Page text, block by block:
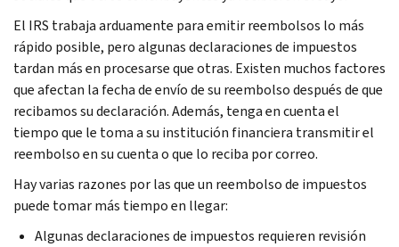
El IRS trabaja arduamente para emitir reembolsos lo más
rápido posible, pero algunas declaraciones de impuestos
tardan más en procesarse que otras. Existen muchos factores
que afectan la fecha de envío de su reembolso después de que
recibamos su declaración. Además, tenga en cuenta el
tiempo que le toma a su institución financiera transmitir el
reembolso en su cuenta o que lo reciba por correo.
Hay varias razones por las que un reembolso de impuestos
puede tomar más tiempo en llegar:
Algunas declaraciones de impuestos requieren revisión